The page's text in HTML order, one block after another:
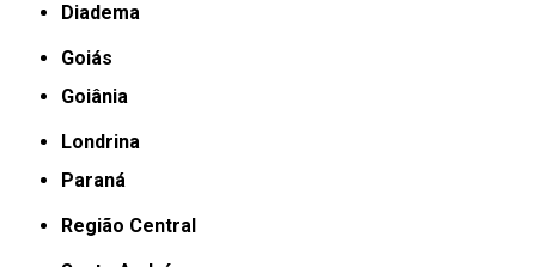
Diadema
Goiás
Goiânia
Londrina
Paraná
Região Central